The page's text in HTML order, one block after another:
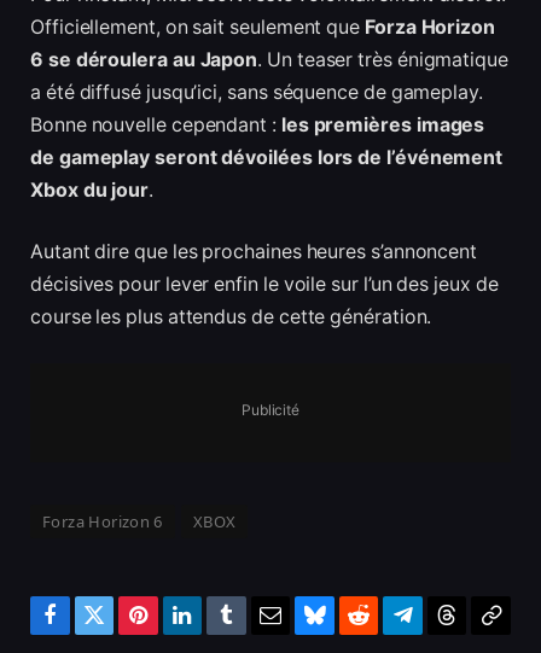
Officiellement, on sait seulement que Forza Horizon
6 se déroulera au Japon. Un teaser très énigmatique
a été diffusé jusqu’ici, sans séquence de gameplay.
Bonne nouvelle cependant : les premières images
de gameplay seront dévoilées lors de l’événement
Xbox du jour.
Autant dire que les prochaines heures s’annoncent
décisives pour lever enfin le voile sur l’un des jeux de
course les plus attendus de cette génération.
Publicité
Forza Horizon 6 XBOX
Facebook
TwitterPinterestLinkedInTumblrEmailBlueskyRedditTelegram